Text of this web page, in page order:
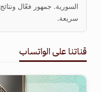
السورية. جمهور فعّال ونتائج
سريعة.
قناتنا على الواتساب